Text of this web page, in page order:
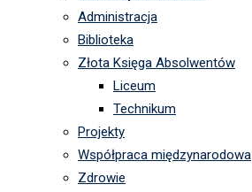
Administracja
Biblioteka
Złota Księga Absolwentów
Liceum
Technikum
Projekty
Współpraca międzynarodowa
Zdrowie